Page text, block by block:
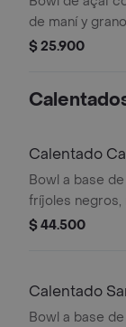
de maní y
$ 25.900
Calentado
Bowl a base
fríjoles negros,
molida.
$ 44.500
Calentado
Bowl a base